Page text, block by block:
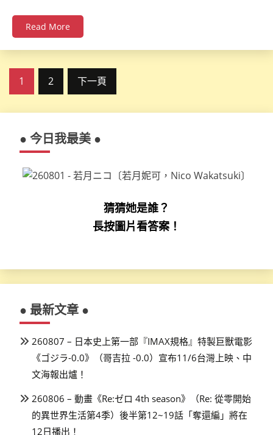
Read More
文
頁
1 2 下一頁
● 今日我最美 ●
猜猜她是誰？
長按圖片看答案！
● 最新文章 ●
260807 – 日本史上第一部『IMAX規格』特製巨獸電影
《ゴジラ-0.0》（哥吉拉 -0.0）宣布11/6台灣上映、中
文海報出爐！
260806 – 動畫《Re:ゼロ 4th season》（Re: 從零開始
的異世界生活第4季）後半第12~19話「奪還編」將在
12日播出！